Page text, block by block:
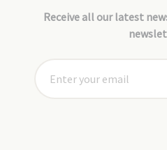
Receive all our latest